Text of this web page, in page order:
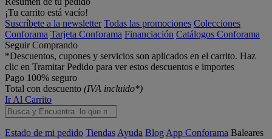
¡Tu carrito está vacío!
Suscríbete a la newsletter Todas las promociones Colecciones
Conforama Tarjeta Conforama Financiación Catálogos Conforama
Seguir Comprando
*Descuentos, cupones y servicios son aplicados en el carrito. Haz
clic en Tramitar Pedido para ver estos descuentos e importes
Pago 100% seguro
Total con descuento (IVA incluido*)
Ir Al Carrito
Estado de mi pedido Tiendas Ayuda Blog App Conforama Baleares